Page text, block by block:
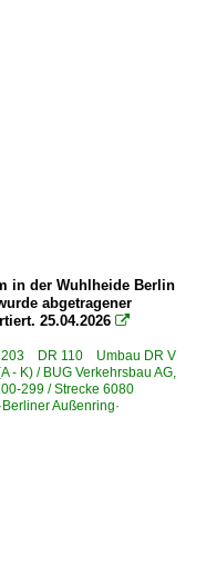
in der Wuhlheide Berlin
abgetragener
25.04.2026 
203 DR 110 Umbau DR V
- K) / BUG Verkehrsbau AG,
299 / Strecke 6080
Außenring·